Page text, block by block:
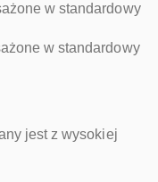
w standardowy
w standardowy
jest z wysokiej